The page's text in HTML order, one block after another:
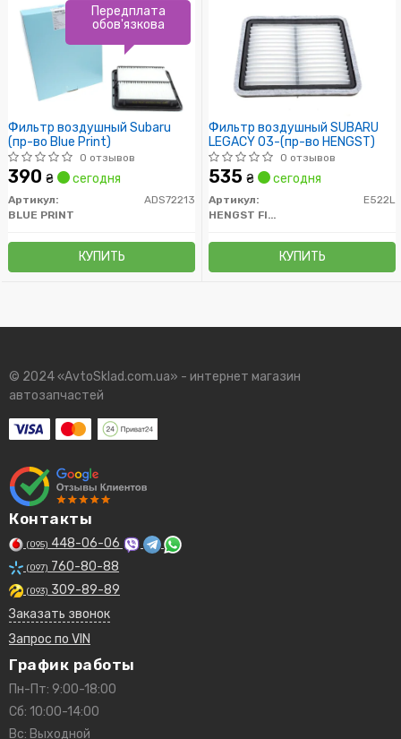
Фильтр воздушный Subaru
(пр-во Blue Print)
0 отзывов
390 ₴ сегодня
Артикул:
ADS72213
BLUE PRINT
КУПИТЬ
Передплата
обов'язкова
Фильтр воздушный SUBARU
LEGACY 03-(пр-во HENGST)
0 отзывов
535 ₴ сегодня
Артикул:
E522L
HENGST FILTER
КУПИТЬ
© 2024 «AvtoSklad.com.ua» - интернет магазин
автозапчастей
Контакты
(095) 448-06-06
(097) 760-80-88
(093) 309-89-89
Заказать звонок
Запрос по VIN
График работы
Пн-Пт: 9:00-18:00
Сб: 10:00-14:00
Вс: Выходной